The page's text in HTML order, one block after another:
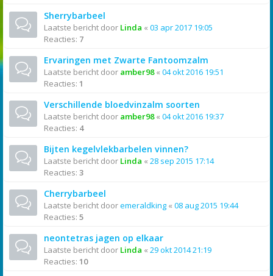
Sherrybarbeel
Laatste bericht door Linda « 03 apr 2017 19:05
Reacties: 7
Ervaringen met Zwarte Fantoomzalm
Laatste bericht door amber98« 04 okt 2016 19:51
Reacties: 1
Verschillende bloedvinzalm soorten
Laatste bericht door amber98« 04 okt 2016 19:37
Reacties: 4
Bijten kegelvlekbarbelen vinnen?
Laatste bericht door Linda « 28 sep 2015 17:14
Reacties: 3
Cherrybarbeel
Laatste bericht dooremeraldking « 08 aug 2015 19:44
Reacties: 5
neontetras jagen op elkaar
Laatste bericht door Linda « 29 okt 2014 21:19
Reacties: 10